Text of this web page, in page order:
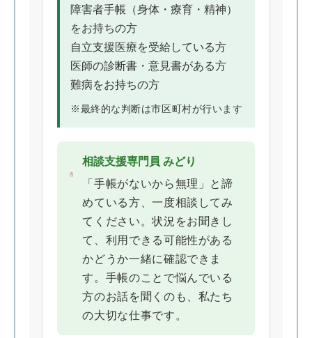
障害者手帳（身体・療育・精神）
をお持ちの方
自立支援医療を受給している方
医師の診断書・意見書がある方
難病をお持ちの方
※最終的な判断は市区町村が行います
相談支援専門員 みどり
「手帳がないから無理」と諦
めている方、一度相談してみ
てください。状況をお聞きし
て、利用できる可能性がある
かどうか一緒に確認できま
す。手帳のことで悩んでいる
方のお話を聞くのも、私たち
の大切な仕事です。